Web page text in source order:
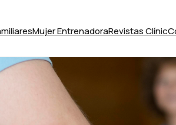
Mujer EntrenadoraRevistas Clínic